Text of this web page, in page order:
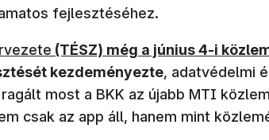
fejlesztéséhez.
(TÉSZ) még a június 4-i
kezdeményezte, adatvédelmi
most a BKK az újabb MTI
csak az app áll, hanem mint